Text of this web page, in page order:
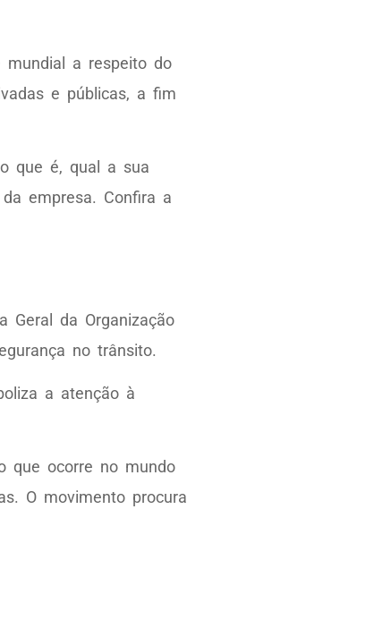
mundial a respeito do
e públicas, a fim
que é, qual a sua
empresa. Confira a
Geral da Organização
no trânsito.
a atenção à
que ocorre no mundo
O movimento procura